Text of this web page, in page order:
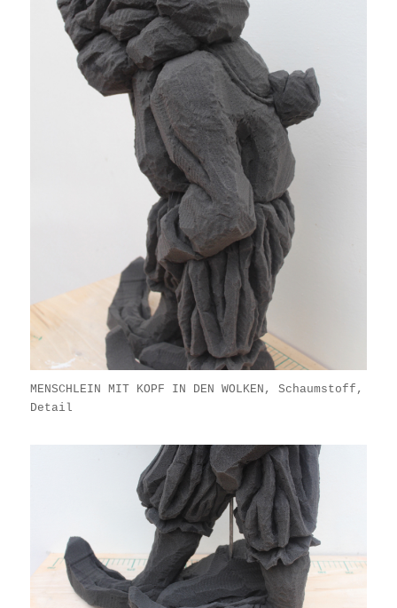
MENSCHLEIN MIT KOPF IN DEN WOLKEN, Schaumstoff,
Detail